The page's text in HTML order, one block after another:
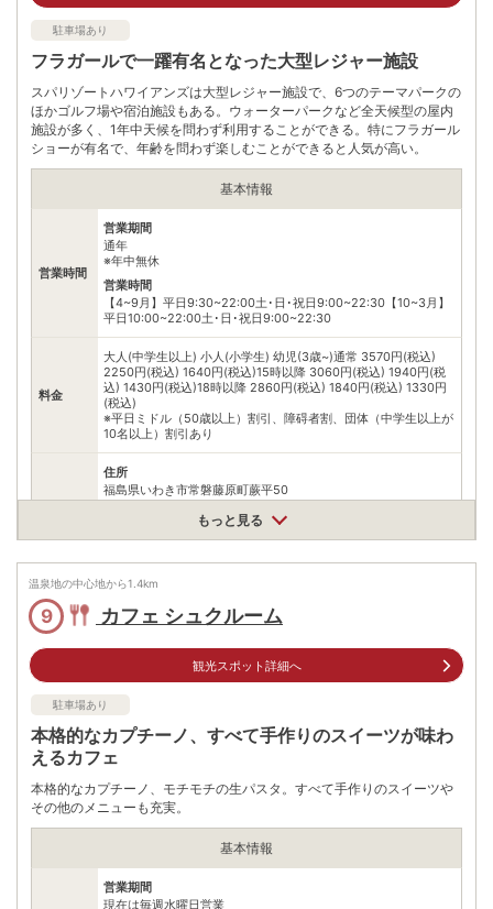
駐車場あり
フラガールで一躍有名となった大型レジャー施設
スパリゾートハワイアンズは大型レジャー施設で、6つのテーマパークの
ほかゴルフ場や宿泊施設もある。ウォーターパークなど全天候型の屋内
施設が多く、1年中天候を問わず利用することができる。特にフラガール
ショーが有名で、年齢を問わず楽しむことができると人気が高い。
基本情報
営業時間
営業期間
通年
※年中無休
営業時間
【4~9月】平日9:30~22:00土･日･祝日9:00~22:30【10~3月】
平日10:00~22:00土･日･祝日9:00~22:30
料金
大人(中学生以上) 小人(小学生) 幼児(3歳~)通常 3570円(税込)
2250円(税込) 1640円(税込)15時以降 3060円(税込) 1940円(税
込) 1430円(税込)18時以降 2860円(税込) 1840円(税込) 1330円
(税込)
※平日ミドル（50歳以上）割引、障碍者割、団体（中学生以上が
10名以上）割引あり
住所
福島県いわき市常磐藤原町蕨平50
常磐自動車道いわき湯本ICより車で約3分
公共交通機関
JR常磐線湯本駅下車無料送迎バスで約15分､タクシーで約10分
駐車場
有料
※日帰りの際は日帰り第1～3駐車場を利用。宿泊者向け駐車場は
電話番号
0570550550
※問い合わせ先：ナビダイヤル
※ 掲載情報は変更になる場合があります。最新の内容はご利用前にご自身でお
※ 料金情報は税込・税抜表記が混ざっております。正しい金額はご利用前にご
自身でお問合せください。
もっと見る
温泉地の中心地から1.4km
9 カフェ シュクルーム
観光スポット詳細へ
駐車場あり
本格的なカプチーノ、すべて手作りのスイーツが味わ
えるカフェ
本格的なカプチーノ、モチモチの生パスタ。すべて手作りのスイーツや
その他のメニューも充実。
基本情報
営業期間
現在は毎週水曜日営業